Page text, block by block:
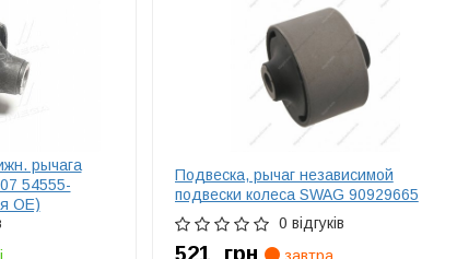
рычага
54555-
ОЕ)
Подвеска, рычаг независимой
подвески колеса SWAG 90929665
0 відгуків
521 грн
завтра